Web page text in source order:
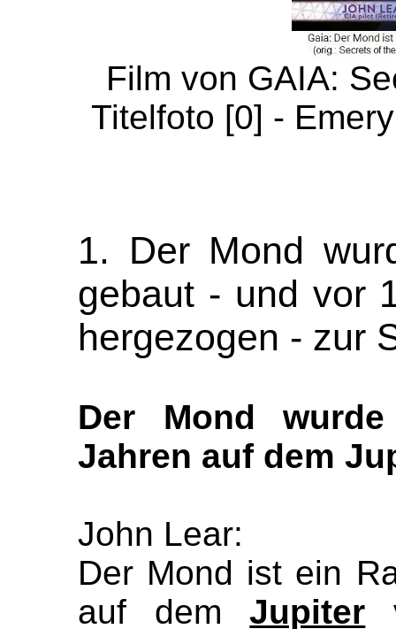
Film von GAIA:
Titelfoto [0] -
1. Der Mond
gebaut - und vor
hergezogen - zur
Der Mond
Jahren auf dem
John Lear:
Der Mond ist ein
auf demJupiter